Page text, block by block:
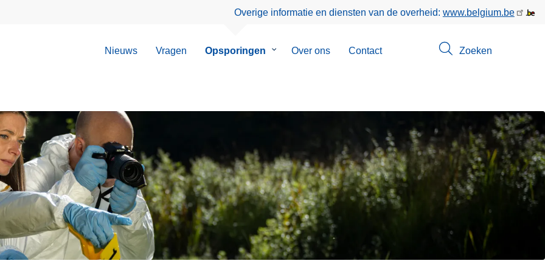
Overige informatie en diensten van de overheid: www.belgium.be
Nieuws Vragen Opsporingen
SubmenuOver ons Contact Zoeken